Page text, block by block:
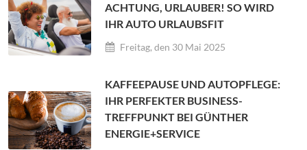
ACHTUNG, URLAUBER! SO WIRD
IHR AUTO URLAUBSFIT
Freitag, den 30 Mai 2025
KAFFEEPAUSE UND AUTOPFLEGE:
IHR PERFEKTER BUSINESS-
TREFFPUNKT BEI GÜNTHER
ENERGIE+SERVICE